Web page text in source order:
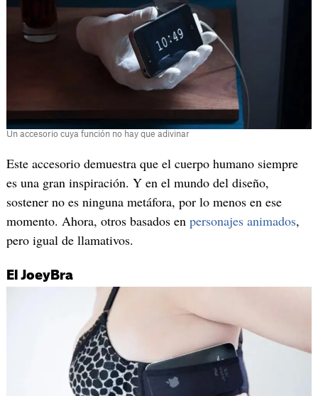
Un accesorio cuya función no hay que adivinar
Este accesorio demuestra que el cuerpo humano siempre
es una gran inspiración. Y en el mundo del diseño,
sostener no es ninguna metáfora, por lo menos en ese
momento. Ahora, otros basados en personajes animados,
pero igual de llamativos.
El JoeyBra